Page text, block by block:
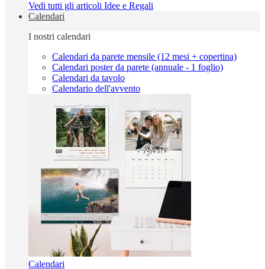
Vedi tutti gli articoli Idee e Regali
Calendari
I nostri calendari
Calendari da parete mensile (12 mesi + copertina)
Calendari poster da parete (annuale - 1 foglio)
Calendari da tavolo
Calendario dell'avvento
Calendari